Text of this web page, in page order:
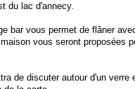
du lac d'annecy.
bar vous permet de flâner
vous seront proposées
de discuter autour d'un verre